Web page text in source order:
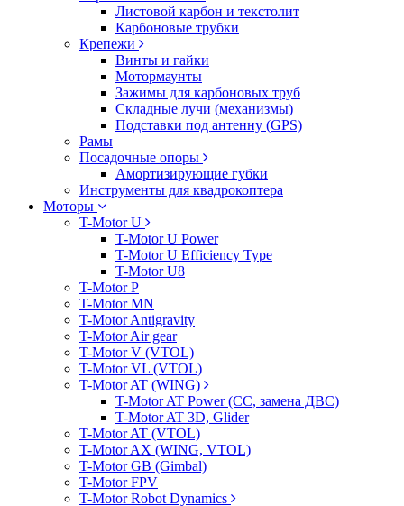
Листовой карбон и текстолит
Карбоновые трубки
Крепежи
Винты и гайки
Мотормаунты
Зажимы для карбоновых труб
Складные лучи (механизмы)
Подставки под антенну (GPS)
Рамы
Посадочные опоры
Амортизирующие губки
Инструменты для квадрокоптера
Моторы
T-Motor U
T-Motor U Power
T-Motor U Efficiency Type
T-Motor U8
T-Motor P
T-Motor MN
T-Motor Antigravity
T-Motor Air gear
T-Motor V (VTOL)
T-Motor VL (VTOL)
T-Motor AT (WING)
T-Motor AT Power (CC, замена ДВС)
T-Motor AT 3D, Glider
T-Motor AT (VTOL)
T-Motor AX (WING, VTOL)
T-Motor GB (Gimbal)
T-Motor FPV
T-Motor Robot Dynamics